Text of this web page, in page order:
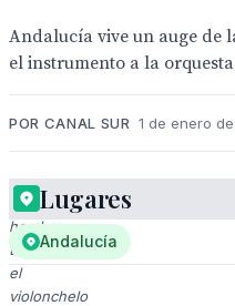
Andalucía vive un auge de
el instrumento a la
POR CANAL SUR 1 de enero
Un
hombre
toca
el
violonchelo
Lugares
Andalucía